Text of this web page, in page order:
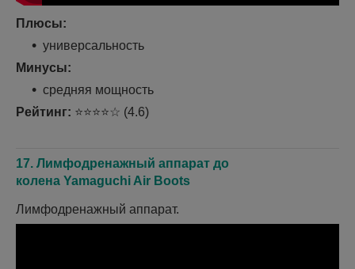
Плюсы:
универсальность
Минусы:
средняя мощность
Рейтинг: ⭐⭐⭐⭐☆ (4.6)
17. Лимфодренажный аппарат до
колена Yamaguchi Air Boots
Лимфодренажный аппарат.